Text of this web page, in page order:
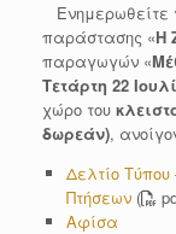
Ενημερωθείτε
παράστασης «Η
παραγωγών «
Τετάρτη 22
χώρο του
δωρεάν),
Δελτίο
Πτήσεων(
Αφίσα